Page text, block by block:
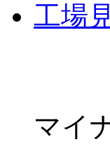
工場
マイ